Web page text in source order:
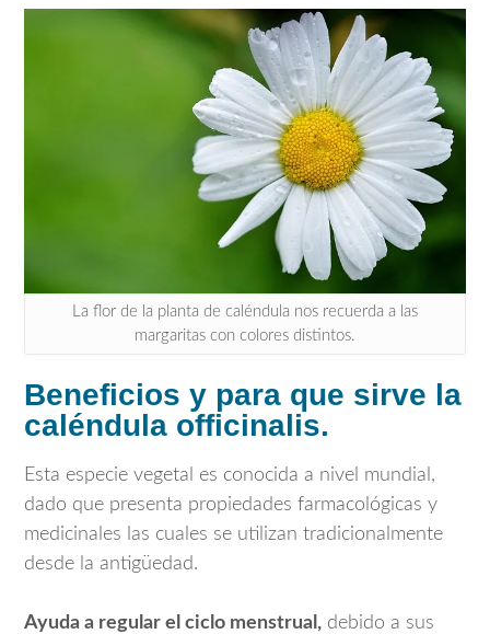
La flor de la planta de caléndula nos recuerda a las
margaritas con colores distintos.
Beneficios y para que sirve la
caléndula officinalis.
Esta especie vegetal es conocida a nivel mundial,
dado que presenta propiedades farmacológicas y
medicinales las cuales se utilizan tradicionalmente
desde la antigüedad.
Ayuda a regular el ciclo menstrual, debido a sus